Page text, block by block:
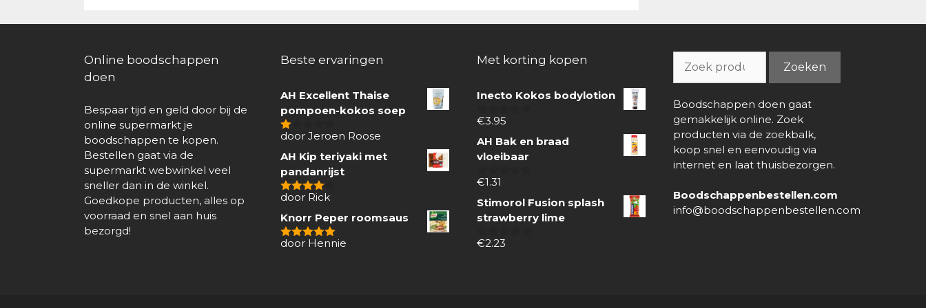
Online boodschappen
doen
Bespaar tijd en geld door bij de
online supermarkt je
boodschappen te kopen.
Bestellen gaat via de
supermarkt webwinkel veel
sneller dan in de winkel.
Goedkope producten, alles op
voorraad en snel aan huis
bezorgd!
Beste ervaringen
AH Excellent Thaise
pompoen-kokos soep
1
5
door Jeroen Roose
AH Kip teriyaki met
pandanrijst
4van 5
door Rick
Knorr Peper roomsaus
5van 5
door Hennie
Met korting kopen
Inecto Kokos bodylotion
0
5
€3.95
AH Bak en braad
vloeibaar
0
5
€1.31
Stimorol Fusion splash
strawberry lime
0
€2.23
naar:
Zoeken
Boodschappen doen gaat
gemakkelijk online. Zoek
producten via de zoekbalk,
koop snel en eenvoudig via
internet en laat thuisbezorgen.
Boodschappenbestellen.com
info@boodschappenbestellen.com